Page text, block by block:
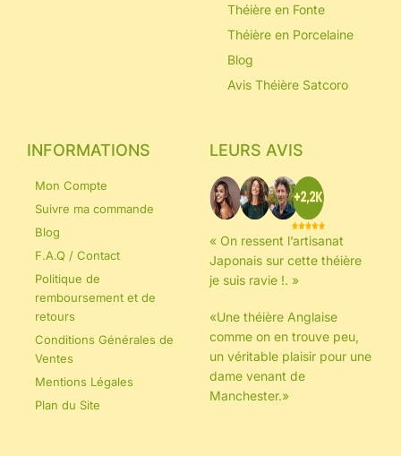
Théière en Fonte
Théière en Porcelaine
Blog
Avis Théière Satcoro
INFORMATIONS
Mon Compte
Suivre ma commande
Blog
F.A.Q / Contact
Politique de
remboursement et de
retours
Conditions Générales de
Ventes
Mentions Légales
Plan du Site
LEURS AVIS
« On ressent l’artisanat
Japonais sur cette théière
je suis ravie !. »
«Une théière Anglaise
comme on en trouve peu,
un véritable plaisir pour une
dame venant de
Manchester.»